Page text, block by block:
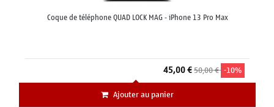
Coque de téléphone QUAD LOCK MAG - iPhone 13 Pro Max
45,00 €50,00 € -10%
Ajouter au panier